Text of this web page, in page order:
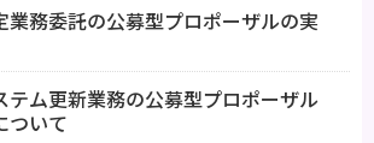
業務委託の公募型プロポーザルの実
テム更新業務の公募型プロポーザル
ついて